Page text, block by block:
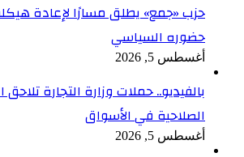
حزب «جمع» يطلق مسارًا لإعادة
حضوره السياسي
أغسطس 5, 2026
بالفيديو.. حملات وزارة التجارة
الصلاحية في الأسواق
أغسطس 5, 2026